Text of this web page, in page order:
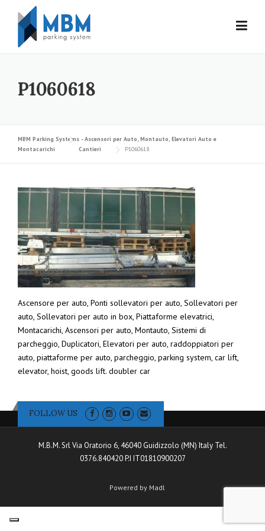
Skip to content
P1060618
MBM Parking Systems - Ascensori per Auto, Montauto, Elevatori Auto e
Montacarichi
Cantieri P1060618
Ascensore per auto, Ponti sollevatori per auto, Sollevatori per
auto, Sollevatori per auto in box, Piattaforme elevatrici,
Montacarichi, Ascensori per auto, Montauto, Sistemi di
parcheggio, Duplicatori, Elevatori per auto, raddoppiatori per
auto, piattaforme per auto, parcheggio, parking system, car lift,
elevator, hoist, goods lift. doubler car
FOLLOW US
M.B.M. Srl Via Oratorio 6, 46040 Guidizzolo (MN) Italy Tel.
0376.840420 P.I IT01810900207
Powered by Madl